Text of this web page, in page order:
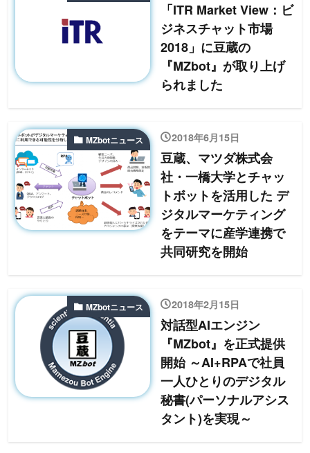
「ITR Market View：ビ
ジネスチャット市場
2018」に豆蔵の
『MZbot』が取り上げ
られました
MZbotニュース 2018年6月15日
豆蔵、マツダ株式会
社・一橋大学とチャッ
トボットを活用した デ
ジタルマーケティング
をテーマに産学連携で
共同研究を開始
MZbotニュース 2018年2月15日
対話型AIエンジン
『MZbot』を正式提供
開始 ～AI+RPAで社員
一人ひとりのデジタル
秘書(パーソナルアシス
タント)を実現～